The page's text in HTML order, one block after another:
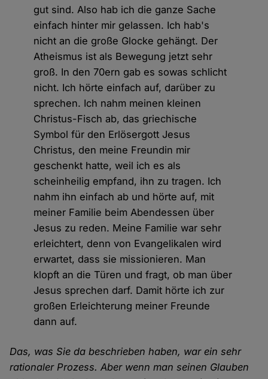
gut sind. Also hab ich die ganze Sache
einfach hinter mir gelassen. Ich hab's
nicht an die große Glocke gehängt. Der
Atheismus ist als Bewegung jetzt sehr
groß. In den 70ern gab es sowas schlicht
nicht. Ich hörte einfach auf, darüber zu
sprechen. Ich nahm meinen kleinen
Christus-Fisch ab, das griechische
Symbol für den Erlösergott Jesus
Christus, den meine Freundin mir
geschenkt hatte, weil ich es als
scheinheilig empfand, ihn zu tragen. Ich
nahm ihn einfach ab und hörte auf, mit
meiner Familie beim Abendessen über
Jesus zu reden. Meine Familie war sehr
erleichtert, denn von Evangelikalen wird
erwartet, dass sie missionieren. Man
klopft an die Türen und fragt, ob man über
Jesus sprechen darf. Damit hörte ich zur
großen Erleichterung meiner Freunde
dann auf.
Das, was Sie da beschrieben haben, war ein sehr
rationaler Prozess. Aber wenn man seinen Glauben